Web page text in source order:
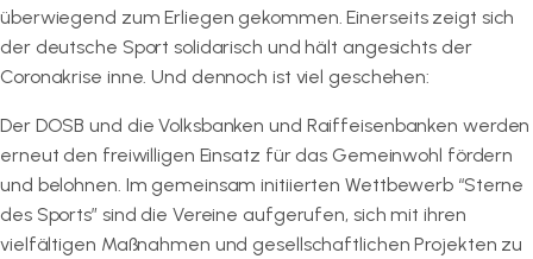
überwiegend zum Erliegen gekommen. Einerseits zeigt sich
der deutsche Sport solidarisch und hält angesichts der
Coronakrise inne. Und dennoch ist viel geschehen:
Der DOSB und die Volksbanken und Raiffeisenbanken werden
erneut den freiwilligen Einsatz für das Gemeinwohl fördern
und belohnen. Im gemeinsam initiierten Wettbewerb “Sterne
des Sports” sind die Vereine aufgerufen, sich mit ihren
vielfältigen Maßnahmen und gesellschaftlichen Projekten zu